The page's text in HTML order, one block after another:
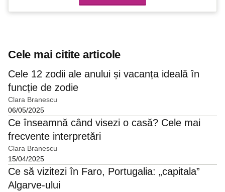
Cele mai citite articole
Cele 12 zodii ale anului și vacanța ideală în
funcție de zodie
Clara Branescu
06/05/2025
Ce înseamnă când visezi o casă? Cele mai
frecvente interpretări
Clara Branescu
15/04/2025
Ce să vizitezi în Faro, Portugalia: „capitala”
Algarve-ului